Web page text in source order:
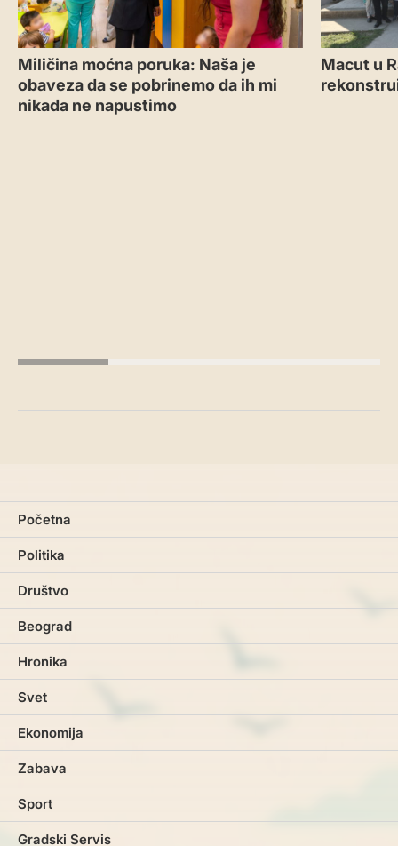
Miličina moćna poruka: Naša je
obaveza da se pobrinemo da ih mi
nikada ne napustimo
Macut u
Početna
Politika
Društvo
Beograd
Hronika
Svet
Ekonomija
Zabava
Sport
Gradski Servis